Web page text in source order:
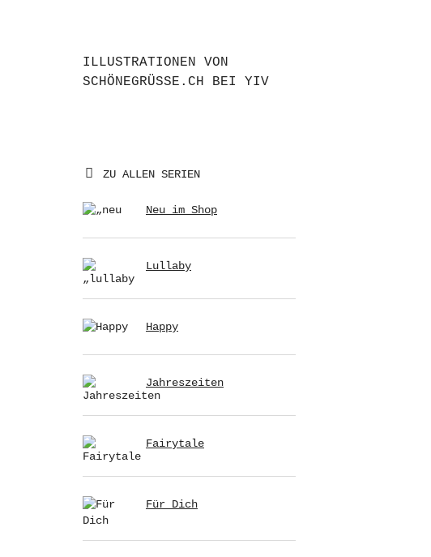
ILLUSTRATIONEN VON
SCHÖNEGRÜSSE.CH BEI YIV
ZU ALLEN SERIEN
Neu im Shop
Lullaby
Happy
Jahreszeiten
Fairytale
Für Dich